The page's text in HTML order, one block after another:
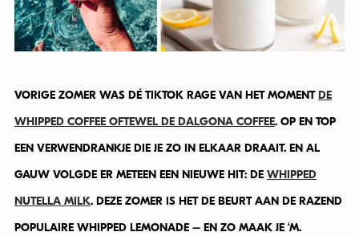
VORIGE ZOMER WAS DÉ TIKTOK RAGE VAN HET MOMENTDE
WHIPPED COFFEE OFTEWEL DE DALGONA COFFEE. OP EN TOP
EEN VERWENDRANKJE DIE JE ZO IN ELKAAR DRAAIT. EN AL
GAUW VOLGDE ER METEEN EEN NIEUWE HIT: DE WHIPPED
NUTELLA MILK. DEZE ZOMER IS HET DE BEURT AAN DE RAZEND
POPULAIRE WHIPPED LEMONADE – EN ZO MAAK JE ‘M.